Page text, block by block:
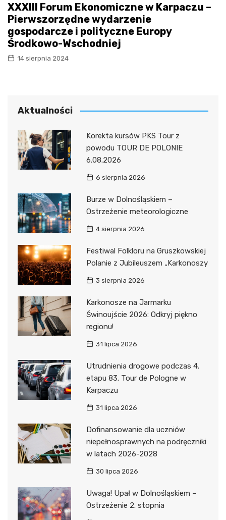
XXXIII Forum Ekonomiczne w Karpaczu –
Pierwszorzędne wydarzenie
gospodarcze i polityczne Europy
Środkowo-Wschodniej
14 sierpnia 2024
Aktualności
Korekta kursów PKS Tour z
powodu TOUR DE POLONIE
6.08.2026
6 sierpnia 2026
Burze w Dolnośląskiem –
Ostrzeżenie meteorologiczne
4 sierpnia 2026
Festiwal Folkloru na Gruszkowskiej
Polanie z Jubileuszem „Karkonoszy
3 sierpnia 2026
Karkonosze na Jarmarku
Świnoujście 2026: Odkryj piękno
regionu!
31 lipca 2026
Utrudnienia drogowe podczas 4.
etapu 83. Tour de Pologne w
Karpaczu
31 lipca 2026
Dofinansowanie dla uczniów
niepełnosprawnych na podręczniki
w latach 2026-2028
30 lipca 2026
Uwaga! Upał w Dolnośląskiem –
Ostrzeżenie 2. stopnia